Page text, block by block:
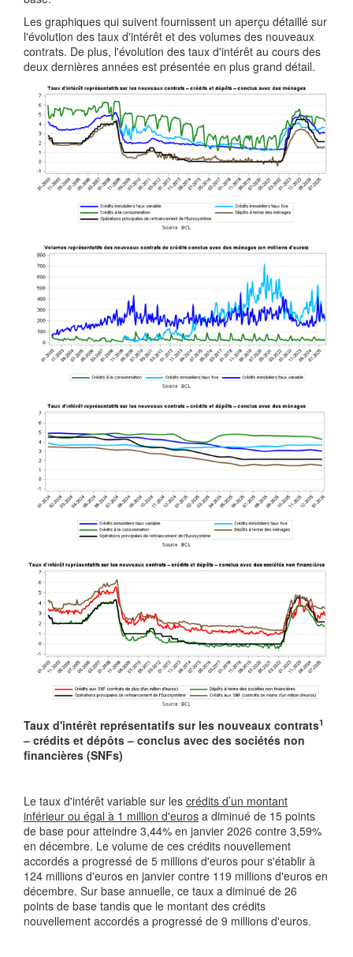
Les graphiques qui suivent fournissent un aperçu détaillé sur
l'évolution des taux d'intérêt et des volumes des nouveaux
contrats. De plus, l'évolution des taux d'intérêt au cours des
deux dernières années est présentée en plus grand détail.
Taux d'intérêt représentatifs sur les nouveaux contrats1
– crédits et dépôts – conclus avec des sociétés non
financières (SNFs)
Le taux d'intérêt variable sur les crédits d’un montant
inférieur ou égal à 1 million d'euros a diminué de 15 points
de base pour atteindre 3,44% en janvier 2026 contre 3,59%
en décembre. Le volume de ces crédits nouvellement
accordés a progressé de 5 millions d'euros pour s'établir à
124 millions d'euros en janvier contre 119 millions d'euros en
décembre. Sur base annuelle, ce taux a diminué de 26
points de base tandis que le montant des crédits
nouvellement accordés a progressé de 9 millions d'euros.